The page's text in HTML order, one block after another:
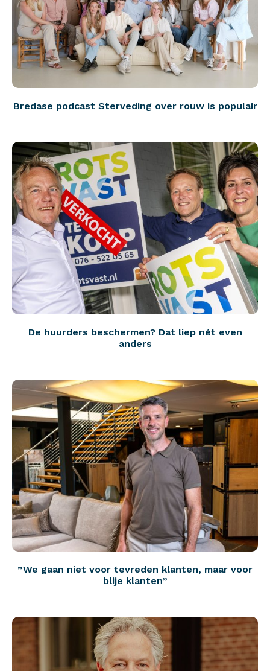
Bredase podcast Sterveding over rouw is populair
De huurders beschermen? Dat liep nét even
anders
”We gaan niet voor tevreden klanten, maar voor
blije klanten”